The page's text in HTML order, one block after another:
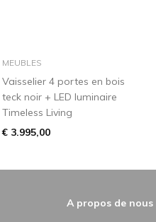
dans le panier
MEUBLES
Vaisselier 4 portes en bois
teck noir + LED luminaire
Timeless Living
€ 3.995,00
A propos de nous